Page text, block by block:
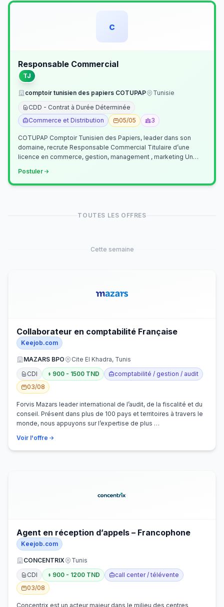
c
Responsable Commercial
TJ
comptoir tunisien des papiers COTUPAP
Tunisie
CDD - Contrat à Durée Déterminée
Commerce et Distribution
05/05 3
COTUPAP Comptoir Tunisien des Papiers, leader dans son
domaine, recrute Responsable Commercial Titulaire d’une
licence en commerce, gestion, management , marketing Un
Postuler
TOUTES LES OFFRES
Cette semaine
Collaborateur en comptabilité Française
Keejob.com
MAZARS BPO
Cite El Khadra, Tunis
CDI
900 - 1500 TND
comptabilité / gestion / audit
03/08
Forvis Mazars leader international de l’audit, de la fiscalité et du
conseil. Présent dans plus de 100 pays et territoires à travers le
monde, nous appuyons sur l’expertise de plus …
Voir l'offre
Agent en réception d’appels – Francophone
Keejob.com
CONCENTRIX
Tunis
CDI
900 - 1200 TND
call center / télévente
03/08
Concentrix est un acteur majeur dans le milieu des centres